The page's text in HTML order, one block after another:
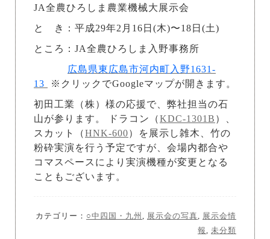
JA全農ひろしま農業機械大展示会
と き：平成29年2月16日(木)〜18日(土)
ところ：JA全農ひろしま入野事務所
広島県東広島市河内町入野1631-
13
※クリックでGoogleマップが開きます。
初田工業（株）様の応援で、弊社担当の石
山が参ります。 ドラコン（KDC-1301B ）、
スカット（HNK-600）を展示し雑木、竹の
粉砕実演を行う予定ですが、会場内都合や
コマスペースにより実演機種が変更となる
こともございます。
カテゴリー： ○中四国・九州 展示会の写真
展示会情
報
未分類